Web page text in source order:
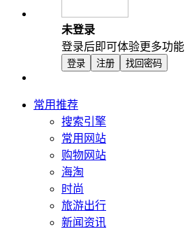
未登录
登录后即可体验更多功能
登录 注册 找回密码
常用推荐
搜索引擎
常用网站
购物网站
海淘
时尚
旅游出行
新闻资讯